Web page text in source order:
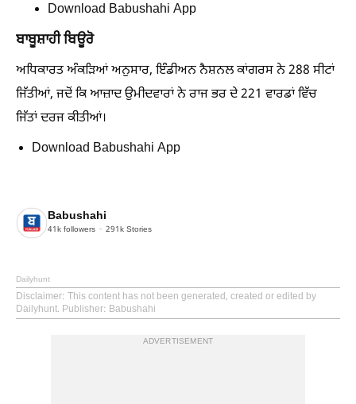
Download Babushahi App
ਬਾਬੂਸ਼ਾਹੀ ਬਿਊਰੋ
ਅਧਿਕਾਰਤ ਅੰਕੜਿਆਂ ਅਨੁਸਾਰ, ਇੰਡੀਅਨ ਨੈਸ਼ਨਲ ਕਾਂਗਰਸ ਨੇ 288 ਸੀਟਾਂ
ਜਿੱਤੀਆਂ, ਜਦੋਂ ਕਿ ਆਜ਼ਾਦ ਉਮੀਦਵਾਰਾਂ ਨੇ ਰਾਜ ਭਰ ਦੇ 221 ਵਾਰਡਾਂ ਵਿੱਚ
ਜਿੱਤਾਂ ਦਰਜ ਕੀਤੀਆਂ।
Download Babushahi App
Babushahi
41k followers 291k Stories
Dailyhunt
Disclaimer: This content has not been generated, created or edited by
Dailyhunt. Publisher: Babushahi
ADVERTISEMENT